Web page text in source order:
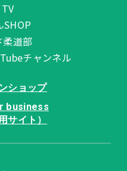
SHOP
柔道部
チャンネル
ショップ
business
サイト）